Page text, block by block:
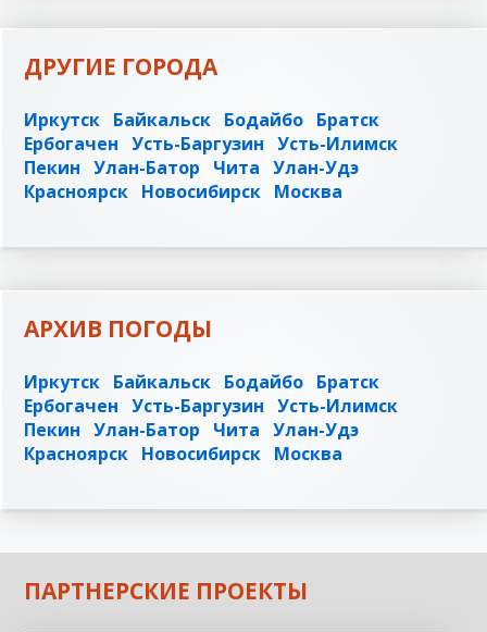
ДРУГИЕ ГОРОДА
Иркутск Байкальск Бодайбо Братск
Ербогачен Усть-Баргузин Усть-Илимск
Пекин Улан-Батор Чита Улан-Удэ
Красноярск Новосибирск Москва
АРХИВ ПОГОДЫ
Иркутск Байкальск Бодайбо Братск
Ербогачен Усть-Баргузин Усть-Илимск
Пекин Улан-Батор Чита Улан-Удэ
Красноярск Новосибирск Москва
ПАРТНЕРСКИЕ ПРОЕКТЫ